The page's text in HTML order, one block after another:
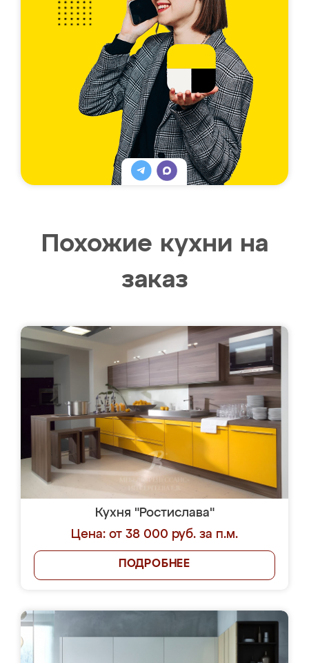
Похожие кухни на
заказ
Кухня "Ростислава"
Цена: от 38 000 руб. за п.м.
ПОДРОБНЕЕ